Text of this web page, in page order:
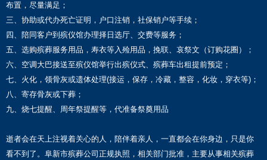
布置，尽量满足；
三、协助或代办死亡证明，户口注销，社保销户等手续；
四、陪同客户到殡仪馆办理择日选厅、交费等服务；
五、选购殡葬服务用品，寿衣等入殓用品，挽联、哀祭文（订购花圈）；
六、空调大巴接送至殡仪馆举行出殡仪式、殡葬车出租提前预定；
七、火化，领骨灰或遗体处理(接运，保存，冷藏，整容，化妆，穿衣等)；
八、寄存骨灰或下葬；
九、烧七提醒、周年祭提醒等，代准备祭奠用品
逝者会在天上注视着关心的人，陪伴着亲人，一直都会在你身边，只是你
看不到了。阜新市殡葬公司正规执照，相关部门批准，主要从事相关殡葬